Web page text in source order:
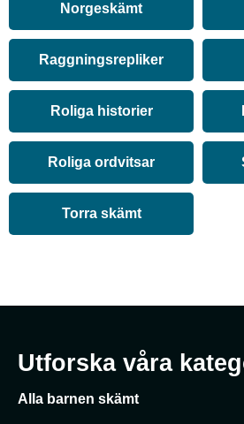
Norgeskämt
Raggningsrepliker
Roliga historier
Roliga ordvitsar
Torra skämt
Utforska våra
Alla barnen skämt